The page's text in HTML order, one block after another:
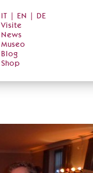
IT EN
DE
Visite
News
Museo
Blog
Shop